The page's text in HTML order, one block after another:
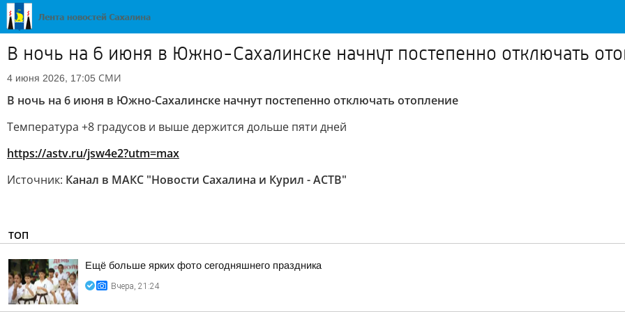
В ночь на 6 июня в Южно-Сахалинске начнут постепенно отключать
4 июня 2026, 17:05 СМИ
В ночь на 6 июня в Южно-Сахалинске начнут постепенно отключать отопление
Температура +8 градусов и выше держится дольше пяти дней
https://astv.ru/jsw4e2?utm=max
Источник: Канал в МАКС "Новости Сахалина и Курил - АСТВ"
ТОП
Ещё больше ярких фото сегодняшнего праздника
Вчера, 21:24